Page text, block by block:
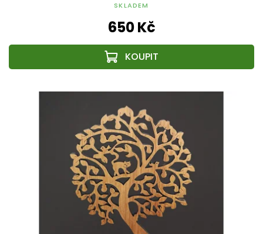
SKLADEM
650 Kč